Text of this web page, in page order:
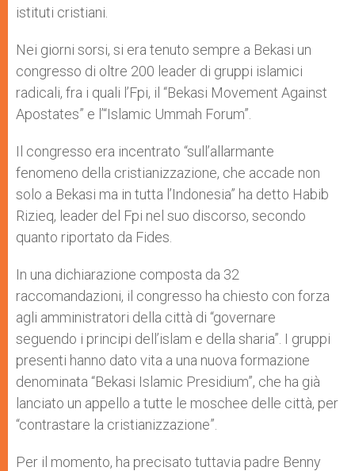
istituti cristiani.
Nei giorni sorsi, si era tenuto sempre a Bekasi un
congresso di oltre 200 leader di gruppi islamici
radicali, fra i quali l’Fpi, il “Bekasi Movement Against
Apostates” e l’“Islamic Ummah Forum”.
Il congresso era incentrato “sull’allarmante
fenomeno della cristianizzazione, che accade non
solo a Bekasi ma in tutta l’Indonesia” ha detto Habib
Rizieq, leader del Fpi nel suo discorso, secondo
quanto riportato da Fides.
In una dichiarazione composta da 32
raccomandazioni, il congresso ha chiesto con forza
agli amministratori della città di “governare
seguendo i principi dell’islam e della sharia”. I gruppi
presenti hanno dato vita a una nuova formazione
denominata “Bekasi Islamic Presidium”, che ha già
lanciato un appello a tutte le moschee delle città, per
“contrastare la cristianizzazione”.
Per il momento, ha precisato tuttavia padre Benny